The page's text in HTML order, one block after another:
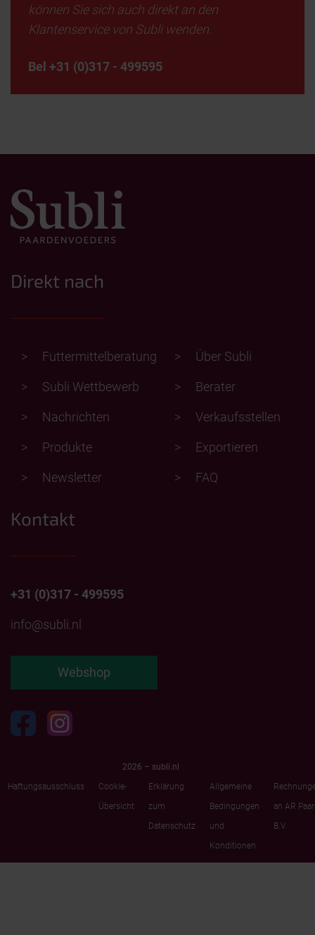
können Sie sich auch direkt an den
Klantenservice von Subli wenden.
Bel +31 (0)317 - 499595
Direkt nach
Futtermittelberatung
Subli Wettbewerb
Nachrichten
Produkte
Newsletter
Über Subli
Berater
Verkaufsstellen
Exportieren
FAQ
Kontakt
+31 (0)317 - 499595
info@subli.nl
Webshop
2026 – subli.nl
Haftungsausschluss
Cookie-
Übersicht
Erklärung
zum
Datenschutz
Allgemeine
Bedingungen
und
Konditionen
an AR
B.V.